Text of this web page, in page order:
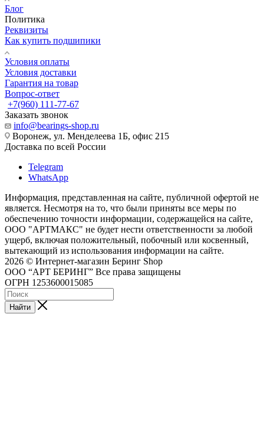
Блог
Политика
Реквизиты
Как купить подшипики
Условия оплаты
Условия доставки
Гарантия на товар
Вопрос-ответ
+7(960) 111-77-67
Заказать звонок
info@bearings-shop.ru
Воронеж, ул. Менделеева 1Б, офис 215
Доставка по всей России
Telegram
WhatsApp
Информация, представленная на сайте, публичной офертой не
является. Несмотря на то, что были приняты все меры по
обеспечению точности информации, содержащейся на сайте,
ООО "АРТМАКС" не будет нести ответственности за любой
ущерб, включая положительный, побочный или косвенный,
вытекающий из использования информации на сайте.
2026 © Интернет-магазин Беринг Shop
ООО “АРТ БЕРИНГ” Все права защищены
ОГРН 1253600015085
Найти